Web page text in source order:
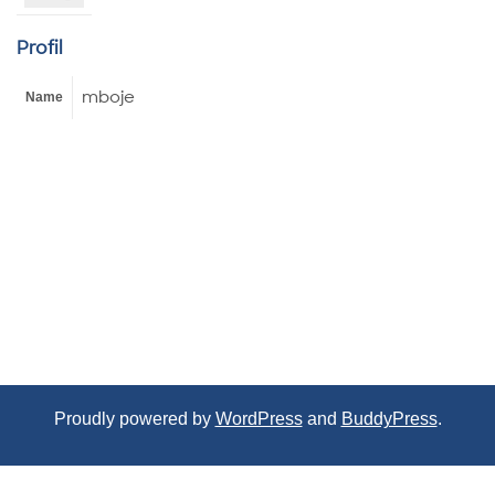
Profil
Name mboje
Proudly powered by WordPressand BuddyPress.